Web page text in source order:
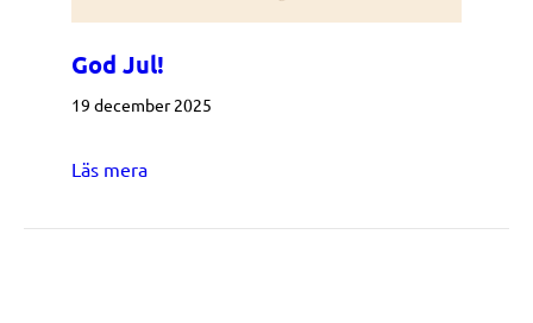
God Jul!
19 december 2025
Läs meraabout God Jul!